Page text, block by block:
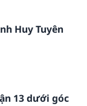
Huy Tuyên
13 dưới góc